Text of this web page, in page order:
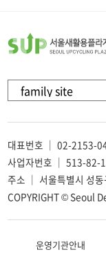
대표번호 ｜ 02-2153-
사업자번호 ｜ 513-82-
주소 ｜ 서울특별시 성
COPYRIGHT © Seoul
운영기관안내